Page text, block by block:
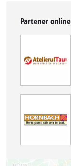
Partener online